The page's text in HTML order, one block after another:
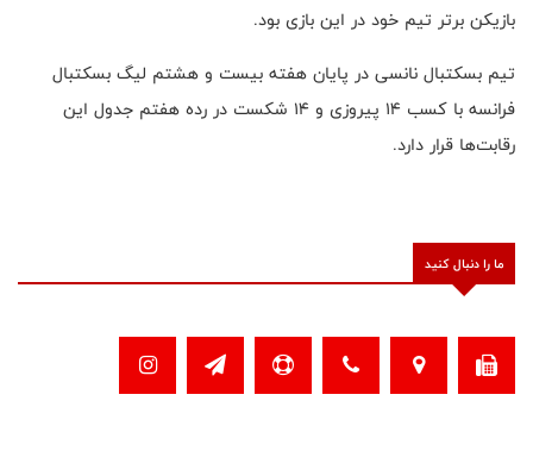
بازیکن برتر تیم خود در این بازی بود.
تیم بسکتبال نانسی در پایان هفته بیست و هشتم لیگ بسکتبال
فرانسه با کسب ۱۴ پیروزی و ۱۴ شکست در رده هفتم جدول این
رقابت‌ها قرار دارد.
ما را دنبال کنید